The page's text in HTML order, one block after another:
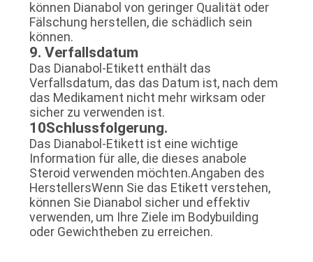
können Dianabol von geringer Qualität oder
Fälschung herstellen, die schädlich sein
können.
9. Verfallsdatum
Das Dianabol-Etikett enthält das
Verfallsdatum, das das Datum ist, nach dem
das Medikament nicht mehr wirksam oder
sicher zu verwenden ist.
10Schlussfolgerung.
Das Dianabol-Etikett ist eine wichtige
Information für alle, die dieses anabole
Steroid verwenden möchten.Angaben des
HerstellersWenn Sie das Etikett verstehen,
können Sie Dianabol sicher und effektiv
verwenden, um Ihre Ziele im Bodybuilding
oder Gewichtheben zu erreichen.